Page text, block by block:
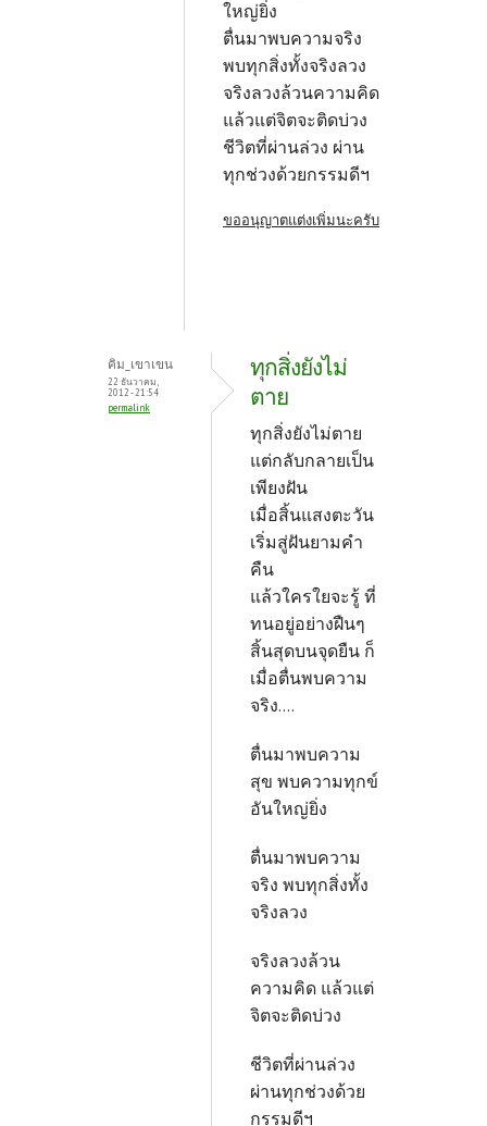
ใหญ่ยิ่ง
ตื่นมาพบความจริง
พบทุกสิ่งทั้งจริงลวง
จริงลวงล้วนความคิด
แล้วแต่จิตจะติดบ่วง
ชีวิตที่ผ่านล่วง ผ่าน
ทุกช่วงด้วยกรรมดีฯ
ขออนุญาตแต่งเพิ่มนะครับ
คิม_เขาเขน
22 ธันวาคม,
2012 - 21:54
permalink
ทุกสิ่งยังไม่
ตาย
ทุกสิ่งยังไม่ตาย
แต่กลับกลายเป็น
เพียงฝัน
เมื่อสิ้นแสงตะวัน
เริ่มสู่ฝันยามคำ
คืน
แล้วใครใยจะรู้ ที่
ทนอยู่อย่างฝืนๆ
สิ้นสุดบนจุดยืน ก็
เมื่อตื่นพบความ
จริง....
ตื่นมาพบความ
สุข พบความทุกข์
อันใหญ่ยิ่ง
ตื่นมาพบความ
จริง พบทุกสิ่งทั้ง
จริงลวง
จริงลวงล้วน
ความคิด แล้วแต่
จิตจะติดบ่วง
ชีวิตที่ผ่านล่วง
ผ่านทุกช่วงด้วย
กรรมดีฯ